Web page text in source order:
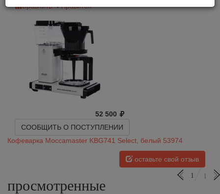
Сравнить Нравится
52 500
СООБЩИТЬ О ПОСТУПЛЕНИИ
Кофеварка Moccamaster KBG741 Select, белый 53974
оставьте свой отзыв
просмотренные
1 1